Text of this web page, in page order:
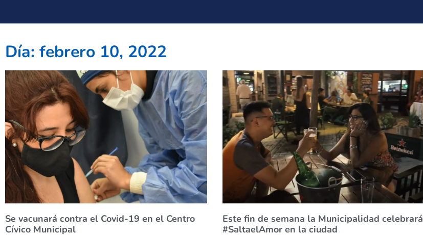
Día: febrero 10, 2022
Se vacunará contra el Covid-19 en el Centro
Cívico Municipal
Este fin de semana la Municipalidad celebrará
#SaltaelAmor en la ciudad